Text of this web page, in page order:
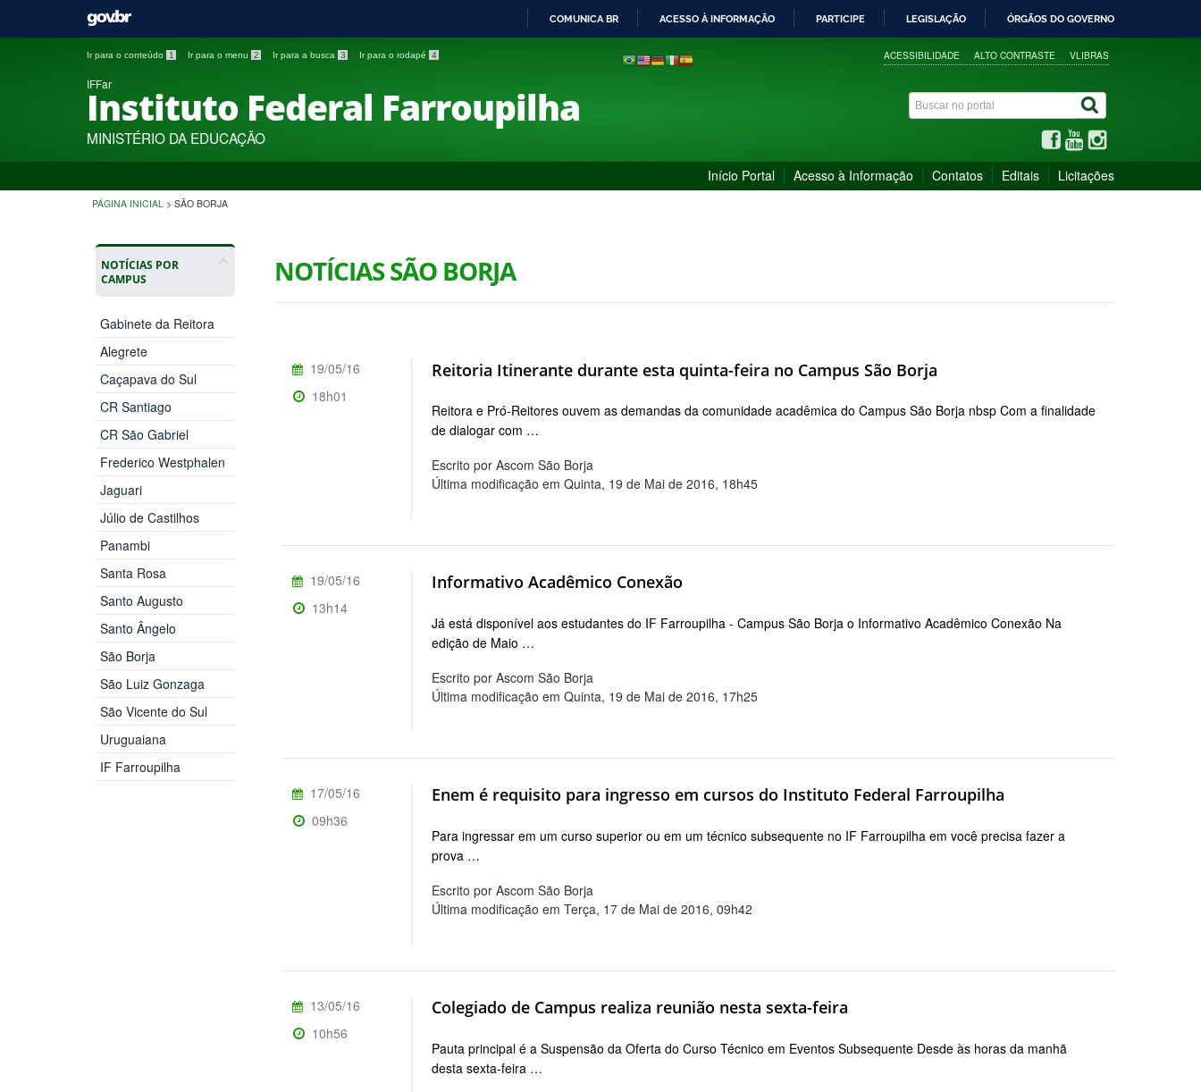
PARA
COMUNICA BR ACESSO À INFORMAÇÃO PARTICIPE LEGISLAÇÃO ÓRGÃOS DO GOVERNO
Ir para o conteúdo 1 Ir para o menu 2 Ir para a busca 3 Ir para o rodapé 4 ACESSIBILIDADE ALTO CONTRASTE VLIBRAS
IFFar
Instituto Federal Farroupilha
MINISTÉRIO DA EDUCAÇÃO
Início Portal Acesso à Informação Contatos Editais Licitações
PÁGINA INICIAL > SÃO BORJA
NOTÍCIAS POR
CAMPUS
Gabinete da Reitora
Alegrete
Caçapava do Sul
CR Santiago
CR São Gabriel
Frederico Westphalen
Jaguari
Júlio de Castilhos
Panambi
Santa Rosa
Santo Augusto
Santo Ângelo
São Borja
São Luiz Gonzaga
São Vicente do Sul
Uruguaiana
IF Farroupilha
NOTÍCIAS SÃO BORJA
Reitoria Itinerante durante esta quinta-feira no Campus São Borja
Reitora e Pró-Reitores ouvem as demandas da comunidade acadêmica do Campus São Borja nbsp Com a finalidade
de dialogar com …
Escrito por Ascom São Borja
Última modificação em Quinta, 19 de Mai de 2016, 18h45
19/05/16
18h01
Informativo Acadêmico Conexão
Já está disponível aos estudantes do IF Farroupilha - Campus São Borja o Informativo Acadêmico Conexão Na
edição de Maio …
Escrito por Ascom São Borja
Última modificação em Quinta, 19 de Mai de 2016, 17h25
19/05/16
13h14
Enem é requisito para ingresso em cursos do Instituto Federal Farroupilha
Para ingressar em um curso superior ou em um técnico subsequente no IF Farroupilha em você precisa fazer a
prova …
Escrito por Ascom São Borja
Última modificação em Terça, 17 de Mai de 2016, 09h42
17/05/16
09h36
Colegiado de Campus realiza reunião nesta sexta-feira
Pauta principal é a Suspensão da Oferta do Curso Técnico em Eventos Subsequente Desde às horas da manhã
desta sexta-feira …
13/05/16
10h56